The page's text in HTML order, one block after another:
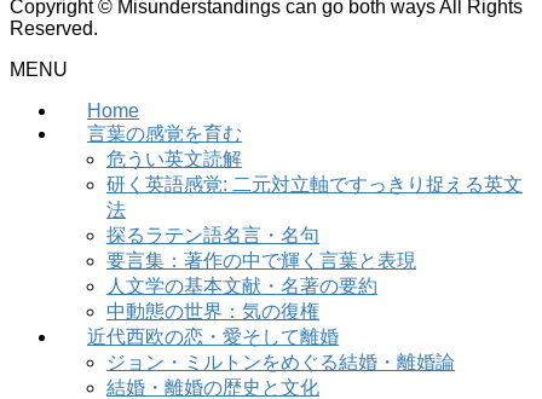
Copyright © Misunderstandings can go both ways All Rights
Reserved.
MENU
Home
言葉の感覚を育む
危うい英文読解
研く英語感覚: 二元対立軸ですっきり捉える英文
法
探るラテン語名言・名句
要言集：著作の中で輝く言葉と表現
人文学の基本文献・名著の要約
中動態の世界：気の復権
近代西欧の恋・愛そして離婚
ジョン・ミルトンをめぐる結婚・離婚論
結婚・離婚の歴史と文化